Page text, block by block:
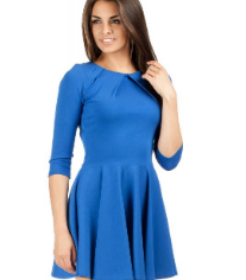
CZARNA SUKIENKA
KORONKOWA BEZ
RĘKAWÓW